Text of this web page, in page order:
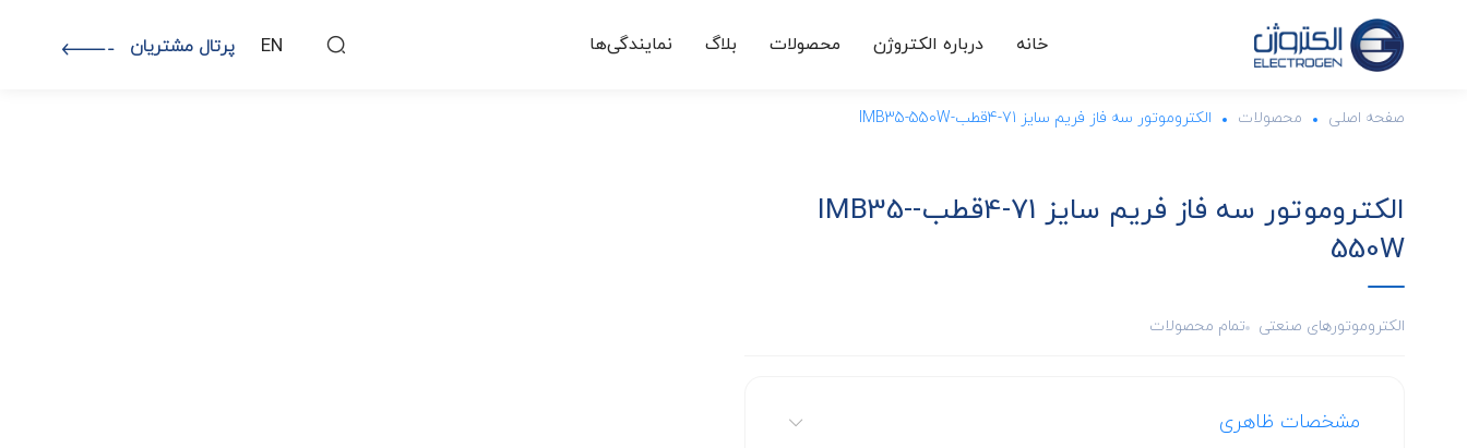
خانه درباره الکتروژن محصولات بلاگ نمایندگی‌ها EN پرتال مشتریان
صفحه اصلی محصولات الکتروموتور سه فاز فریم سایز 71-4قطب-IMB35-550W
الکتروموتور سه فاز فریم سایز 71-4قطب-IMB35-
550W
الکتروموتورهای صنعتی تمام محصولات
مشخصات ظاهری